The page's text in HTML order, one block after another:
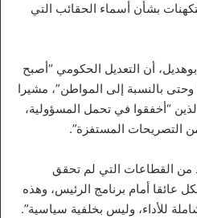
بشأن أسماء الحقائب التي
أن التعديل الحكومي “أصبح
بالنسبة إلى المواطن”، مشيرا
“أخفقوا في تحمل المسؤولية،
التصريحات المستفزة”.
من القطاعات التي لم تحقق
عائقا أمام برنامج الرئيس، وهذه
للأداء، وليس بخلفية سياسية”.